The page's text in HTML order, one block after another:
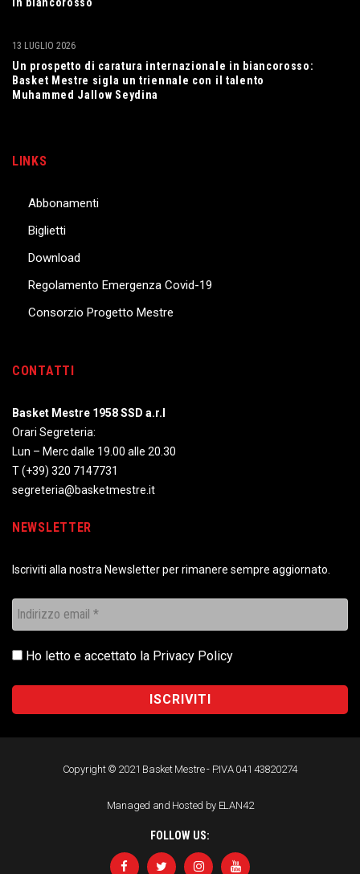
Un prospetto di caratura internazionale in biancorosso:
Basket Mestre sigla un triennale con il talento
Muhammed Jallow Seydina
13 LUGLIO 2026
LINKS
Abbonamenti
Biglietti
Download
Regolamento Emergenza Covid-19
Consorzio Progetto Mestre
CONTATTI
Basket Mestre 1958 SSD a.r.l
Orari Segreteria:
Lun – Merc dalle 19.00 alle 20.30
T(+39) 320 7147731
segreteria@basketmestre.it
NEWSLETTER
Iscriviti alla nostra Newsletter per rimanere sempre aggiornato.
Ho letto e accettato la Privacy Policy
Copyright © 2021 Basket Mestre - P.IVA 041 43820274
Managed and Hosted by ELAN42
FOLLOW US: